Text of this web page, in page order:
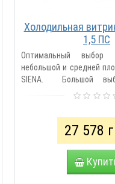
Холодильная
1,5 ПС
Оптимальный выбор
небольшой и средней
SIENA. Большой
исполнения:
27 578